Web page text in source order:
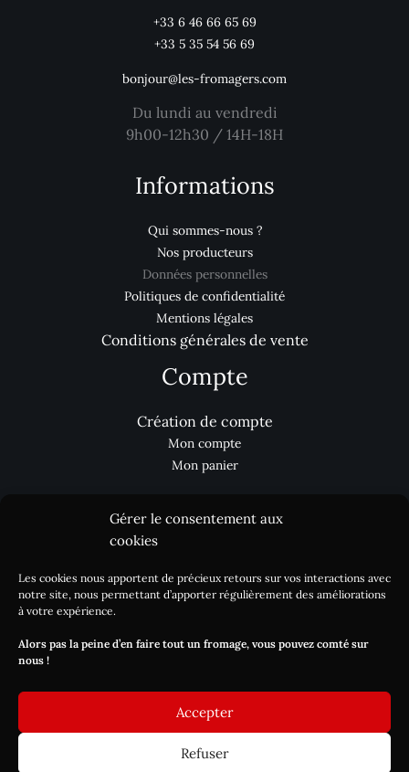
Gérer le consentement aux
cookies
Les cookies nous apportent de précieux retours sur vos interactions avec
notre site, nous permettant d’apporter régulièrement des améliorations
à votre expérience.
Alors pas la peine d’en faire tout un fromage, vous pouvez comté sur
nous !
Accepter
Refuser
+33 6 46 66 65 69
+33 5 35 54 56 69
bonjour@les-fromagers.com
Du lundi au vendredi
9h00-12h30 / 14H-18H
Informations
Qui sommes-nous ?
Nos producteurs
Données personnelles
Politiques de confidentialité
Mentions légales
Conditions générales de vente
Compte
Création de compte
Mon compte
Mon panier
Nous contacter
Processus de commande
Livraison / DLC
Copyright © 2026 Les-fromagers.com